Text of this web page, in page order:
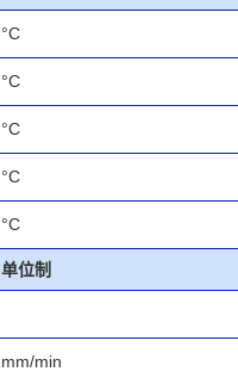
°C
°C
°C
°C
°C
单位制
mm/min